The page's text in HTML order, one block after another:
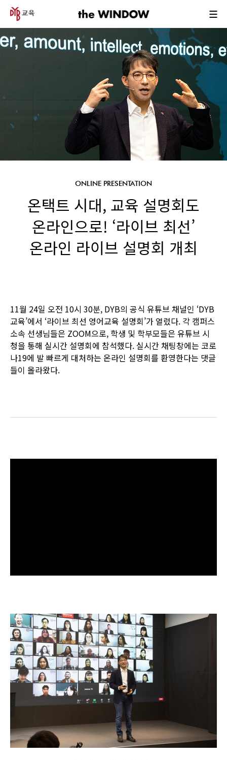
ONLINE PRESENTATION
온택트 시대, 교육 설명회도
온라인으로! ‘라이브 최선’
온라인 라이브 설명회 개최
11월 24일 오전 10시 30분, DYB의 공식 유튜브 채널인 ‘DYB
교육’에서 ‘라이브 최선 영어교육 설명회’가 열렸다. 각 캠퍼스
소속 선생님들은 ZOOM으로, 학생 및 학부모들은 유튜브 시
청을 통해 실시간 설명회에 참석했다. 실시간 채팅창에는 코로
나19에 발 빠르게 대처하는 온라인 설명회를 환영한다는 댓글
들이 올라왔다.